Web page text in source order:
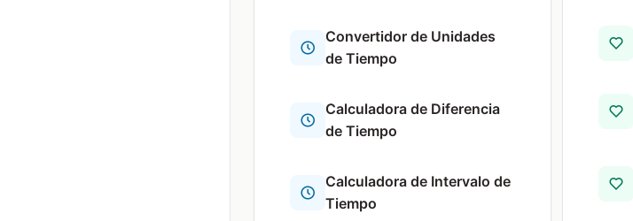
Convertidor de Unidades
de Tiempo
Calculadora de Diferencia
de Tiempo
Calculadora de Intervalo de
Tiempo